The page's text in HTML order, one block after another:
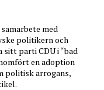
med
politikern och
sitt parti CDU i “bad
en adoption
politisk arrogans,